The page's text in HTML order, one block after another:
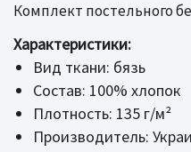
Комплект постельного
Характеристики:
Вид ткани: бязь
Состав: 100% хлопок
Плотность: 135 г/м²
Производитель: